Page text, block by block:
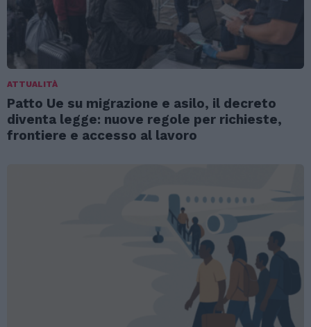
ATTUALITÀ
Patto Ue su migrazione e asilo, il decreto
diventa legge: nuove regole per richieste,
frontiere e accesso al lavoro